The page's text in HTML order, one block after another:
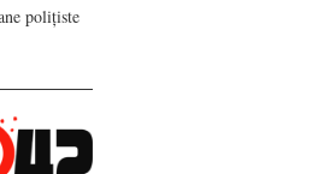
polițiste